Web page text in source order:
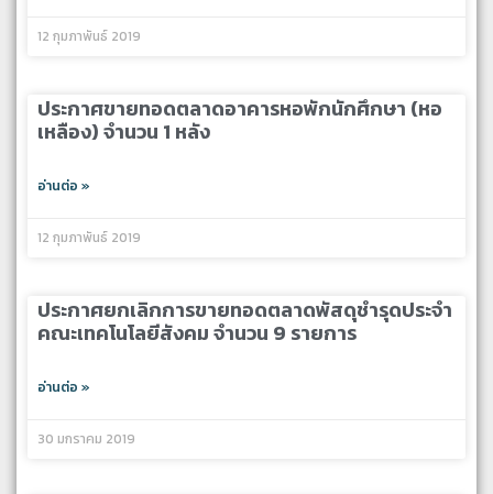
12 กุมภาพันธ์ 2019
ประกาศขายทอดตลาดอาคารหอพักนักศึกษา (หอ
เหลือง) จำนวน 1 หลัง
อ่านต่อ »
12 กุมภาพันธ์ 2019
ประกาศยกเลิกการขายทอดตลาดพัสดุชำรุดประจำ
คณะเทคโนโลยีสังคม จำนวน 9 รายการ
อ่านต่อ »
30 มกราคม 2019